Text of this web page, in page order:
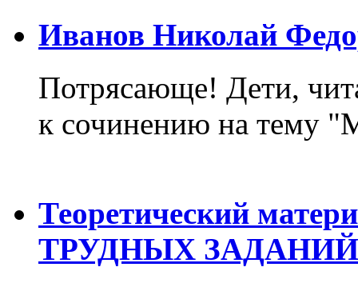
Иванов Николай
Потрясающе! Дети,
к сочинению на тему
Теоретический
ТРУДНЫХ